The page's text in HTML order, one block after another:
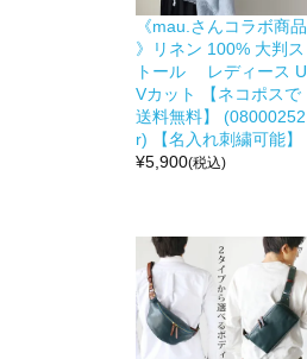
《mau.さんコラボ商品
》リネン 100% 大判ス
トール レディース U
Vカット 【ネコポスで
送料無料】 (08000252
r) 【名入れ刺繍可能】
¥5,900(税込)